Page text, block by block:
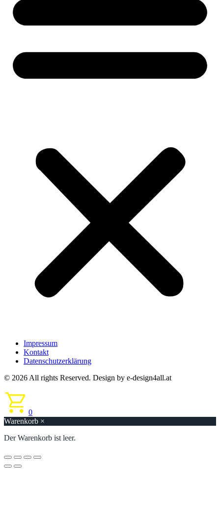
Impressum
Kontakt
Datenschutzerklärung
© 2026 All rights Reserved. Design by e-design4all.at
0
Warenkorb ×
Der Warenkorb ist leer.